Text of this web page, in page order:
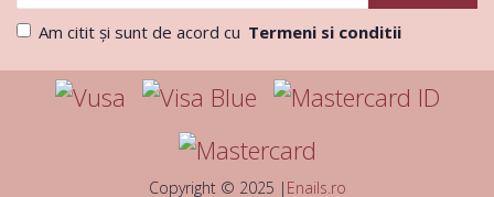
Am citit şi sunt de acord cu Termeni si conditii
Copyright © 2025 | Enails.ro